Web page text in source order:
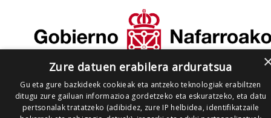
Zure datuen erabilera arduratsua
Gu eta gure bazkideek cookieak eta antzeko teknologiak erabiltzen
ditugu zure gailuan informazioa gordetzeko eta eskuratzeko, eta datu
pertsonalak tratatzeko (adibidez, zure IP helbidea, identifikatzaile